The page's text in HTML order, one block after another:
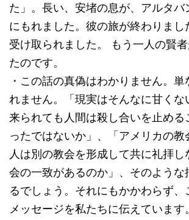
た」。長い、安堵の息が、アルタバ
にもれました。彼の旅が終わりまし
受け取られました。 もう一人の賢
たのです。
・この話の真偽はわかりません。単
れません。「現実はそんなに甘くな
来られても人間は殺し合いを止める
ったではないか」、「アメリカの教
人は別の教会を形成して共に礼拝し
会の一致があるのか」、そのような
るでしょう。それにもかかわらず、
メッセージを私たちに伝えていま